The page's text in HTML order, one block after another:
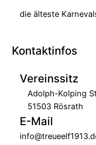
die älteste
Kontaktinfos
Vereinssitz
Adolph-Kolping
51503 Rösrath
E-Mail